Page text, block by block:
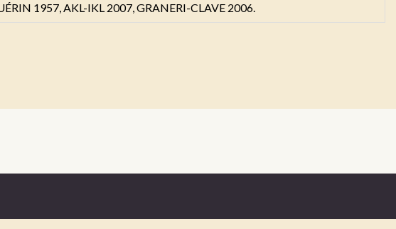
1957, AKL-IKL 2007, GRANERI-CLAVE 2006.